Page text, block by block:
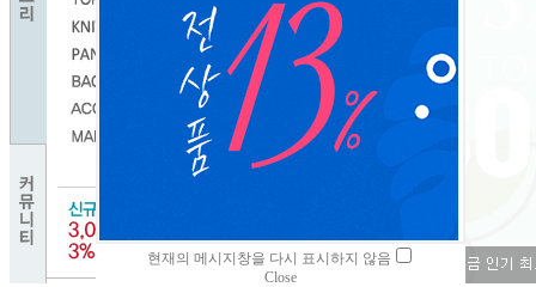
현재의 메시지창을 다시 표시하지 않음
Close